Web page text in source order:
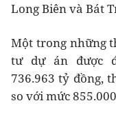
Long Biên và Bát
Một trong những
tư dự án được
736.963 tỷ đồng,
so với mức